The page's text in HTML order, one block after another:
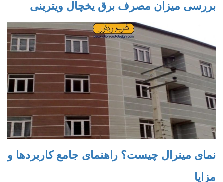
بررسی میزان مصرف برق یخچال ویترینی
نمای مینرال چیست؟ راهنمای جامع کاربردها و
مزایا